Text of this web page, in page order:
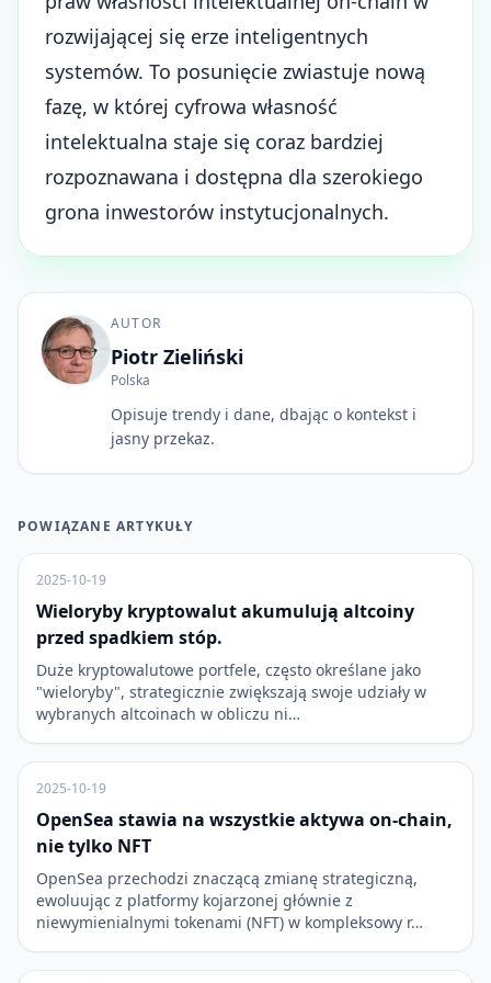
rozwijającej się erze inteligentnych
systemów. To posunięcie zwiastuje nową
fazę, w której cyfrowa własność
intelektualna staje się coraz bardziej
rozpoznawana i dostępna dla szerokiego
grona inwestorów instytucjonalnych.
AUTOR
Piotr Zieliński
Polska
Opisuje trendy i dane, dbając o kontekst i
jasny przekaz.
POWIĄZANE ARTYKUŁY
2025-10-19
Wieloryby kryptowalut akumulują altcoiny
przed spadkiem stóp.
Duże kryptowalutowe portfele, często określane jako
"wieloryby", strategicznie zwiększają swoje udziały w
wybranych altcoinach w obliczu ni…
2025-10-19
OpenSea stawia na wszystkie aktywa on-chain,
nie tylko NFT
OpenSea przechodzi znaczącą zmianę strategiczną,
ewoluując z platformy kojarzonej głównie z
niewymienialnymi tokenami (NFT) w kompleksowy r…